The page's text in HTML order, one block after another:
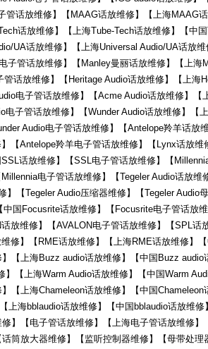
管话放维修】【MAAG话放维修】【上海MAAG
话放维修】【上海Tube-Tech话放维修】【中
UA话放维修】【上海Universal Audio/UA话放
子管话放维修】【Manley曼丽话放维修】【上
话放维修】【Heritage Audio话放维修】【上海
电子管话放维修】【Acme Audio话放维修】
电子管话放维修】【Wunder Audio话放维修】【
Audio电子管话放维修】【Antelope羚羊话放
【Antelope羚羊电子管话放维修】【Lynx话放
话放维修】【SSL电子管话放维修】【
电子管话放维修】【Tegeler Audio话放
】【Tegeler Audio压缩器维修】【Tegeler Audio
中国Focusrite话放维修】【Focusrite电子管话放
放维修】【AVALON电子管话放维修】【SPL
修】【RME话放维修】【上海RME话放维修】
】【上海Buzz audio话放维修】【中国Buzz
】【上海Warm Audio话放维修】【中国Warm
】【上海Chameleon话放维修】【中国
【上海bblaudio话放维修】【中国bblaudio话放维
】【电子管话放维修】【上海电子管话放维修
筒放大器维修】【监听控制器维修】【母带处